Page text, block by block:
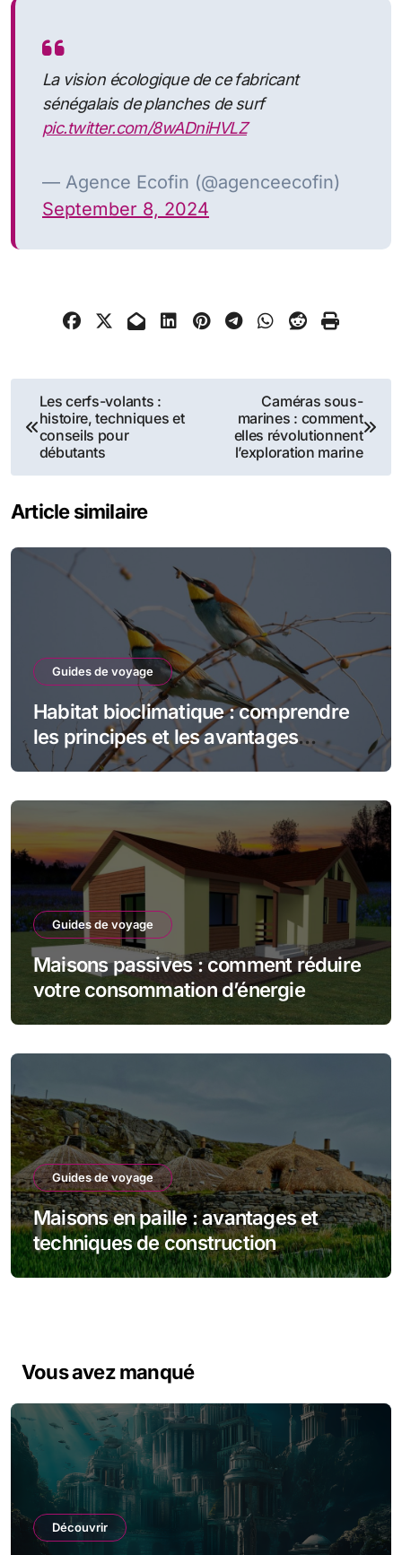
La vision écologique de ce fabricant
sénégalais de planches de surf
pic.twitter.com/8wADniHVLZ
— Agence Ecofin (@agenceecofin)
September 8, 2024
Navigation
de
l’article
Les cerfs-volants :
histoire, techniques et
conseils pour
débutants
Caméras sous-
marines : comment
elles révolutionnent
l’exploration marine
Article similaire
Guides de voyage
Habitat bioclimatique : comprendre
les principes et les avantages
écologiques
Guides de voyage
Maisons passives : comment réduire
votre consommation d’énergie
Guides de voyage
Maisons en paille : avantages et
techniques de construction
Vous avez manqué
Découvrir